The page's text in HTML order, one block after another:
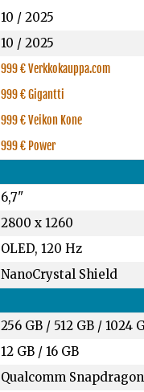
10 / 2025
10 / 2025
999 € Verkkokauppa.com
999 € Gigantti
999 € Veikon Kone
999 € Power
6,7"
2800 x 1260
OLED, 120 Hz
NanoCrystal Shield
256 GB / 512 GB /1024
12 GB /16 GB
Qualcomm